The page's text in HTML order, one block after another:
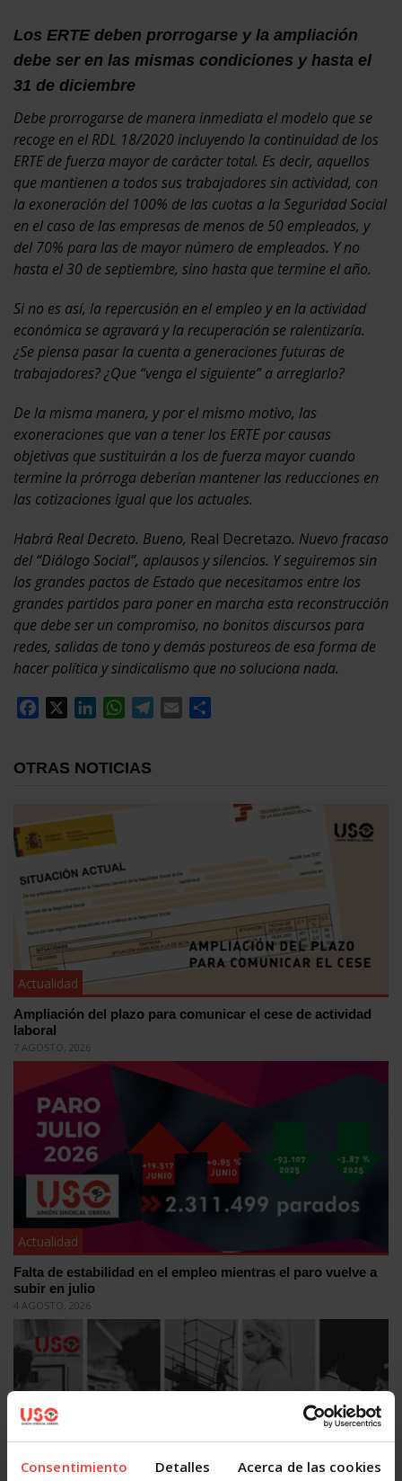
Consentimiento Detalles Acerca de las cookies
Los ERTE deben prorrogarse y la ampliación
debe ser en las mismas condiciones y hasta el
31 de diciembre
Debe prorrogarse de manera inmediata el modelo que se
recoge en el RDL 18/2020 incluyendo la continuidad de los
ERTE de fuerza mayor de carácter total. Es decir, aquellos
que mantienen a todos sus trabajadores sin actividad, con
la exoneración del 100% de las cuotas a la Seguridad Social
en el caso de las empresas de menos de 50 empleados, y
del 70% para las de mayor número de empleados. Y no
hasta el 30 de septiembre, sino hasta que termine el año.
Si no es así, la repercusión en el empleo y en la actividad
económica se agravará y la recuperación se ralentizaría.
¿Se piensa pasar la cuenta a generaciones futuras de
trabajadores? ¿Que “venga el siguiente” a arreglarlo?
De la misma manera, y por el mismo motivo, las
exoneraciones que van a tener los ERTE por causas
objetivas que sustituirán a los de fuerza mayor cuando
termine la prórroga deberían mantener las reducciones en
las cotizaciones igual que los actuales.
Habrá Real Decreto. Bueno, Real Decretazo. Nuevo fracaso
del “Diálogo Social”, aplausos y silencios. Y seguiremos sin
los grandes pactos de Estado que necesitamos entre los
grandes partidos para poner en marcha esta reconstrucción
que debe ser un compromiso, no bonitos discursos para
redes, salidas de tono y demás postureos de esa forma de
hacer política y sindicalismo que no soluciona nada.
Facebook
LinkedInWhatsApp
Telegram
Email
OTRAS NOTICIAS
Actualidad
Ampliación del plazo para comunicar el cese de actividad
laboral
7 AGOSTO, 2026
Actualidad
Falta de estabilidad en el empleo mientras el paro vuelve a
subir en julio
4 AGOSTO, 2026